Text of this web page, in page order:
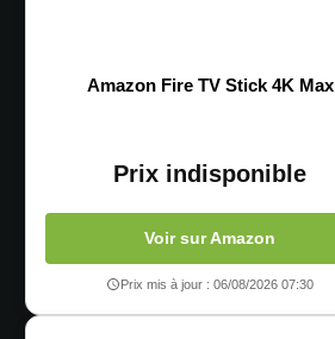
Amazon Fire TV Stick 4K Max
Prix indisponible
Voir sur Amazon
Prix mis à jour : 06/08/2026 07:30